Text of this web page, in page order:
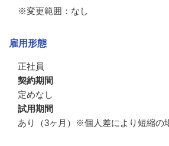
※変更範囲：なし
雇用形態
正社員
契約期間
定めなし
試用期間
あり（3ヶ月）※個人差により短縮の